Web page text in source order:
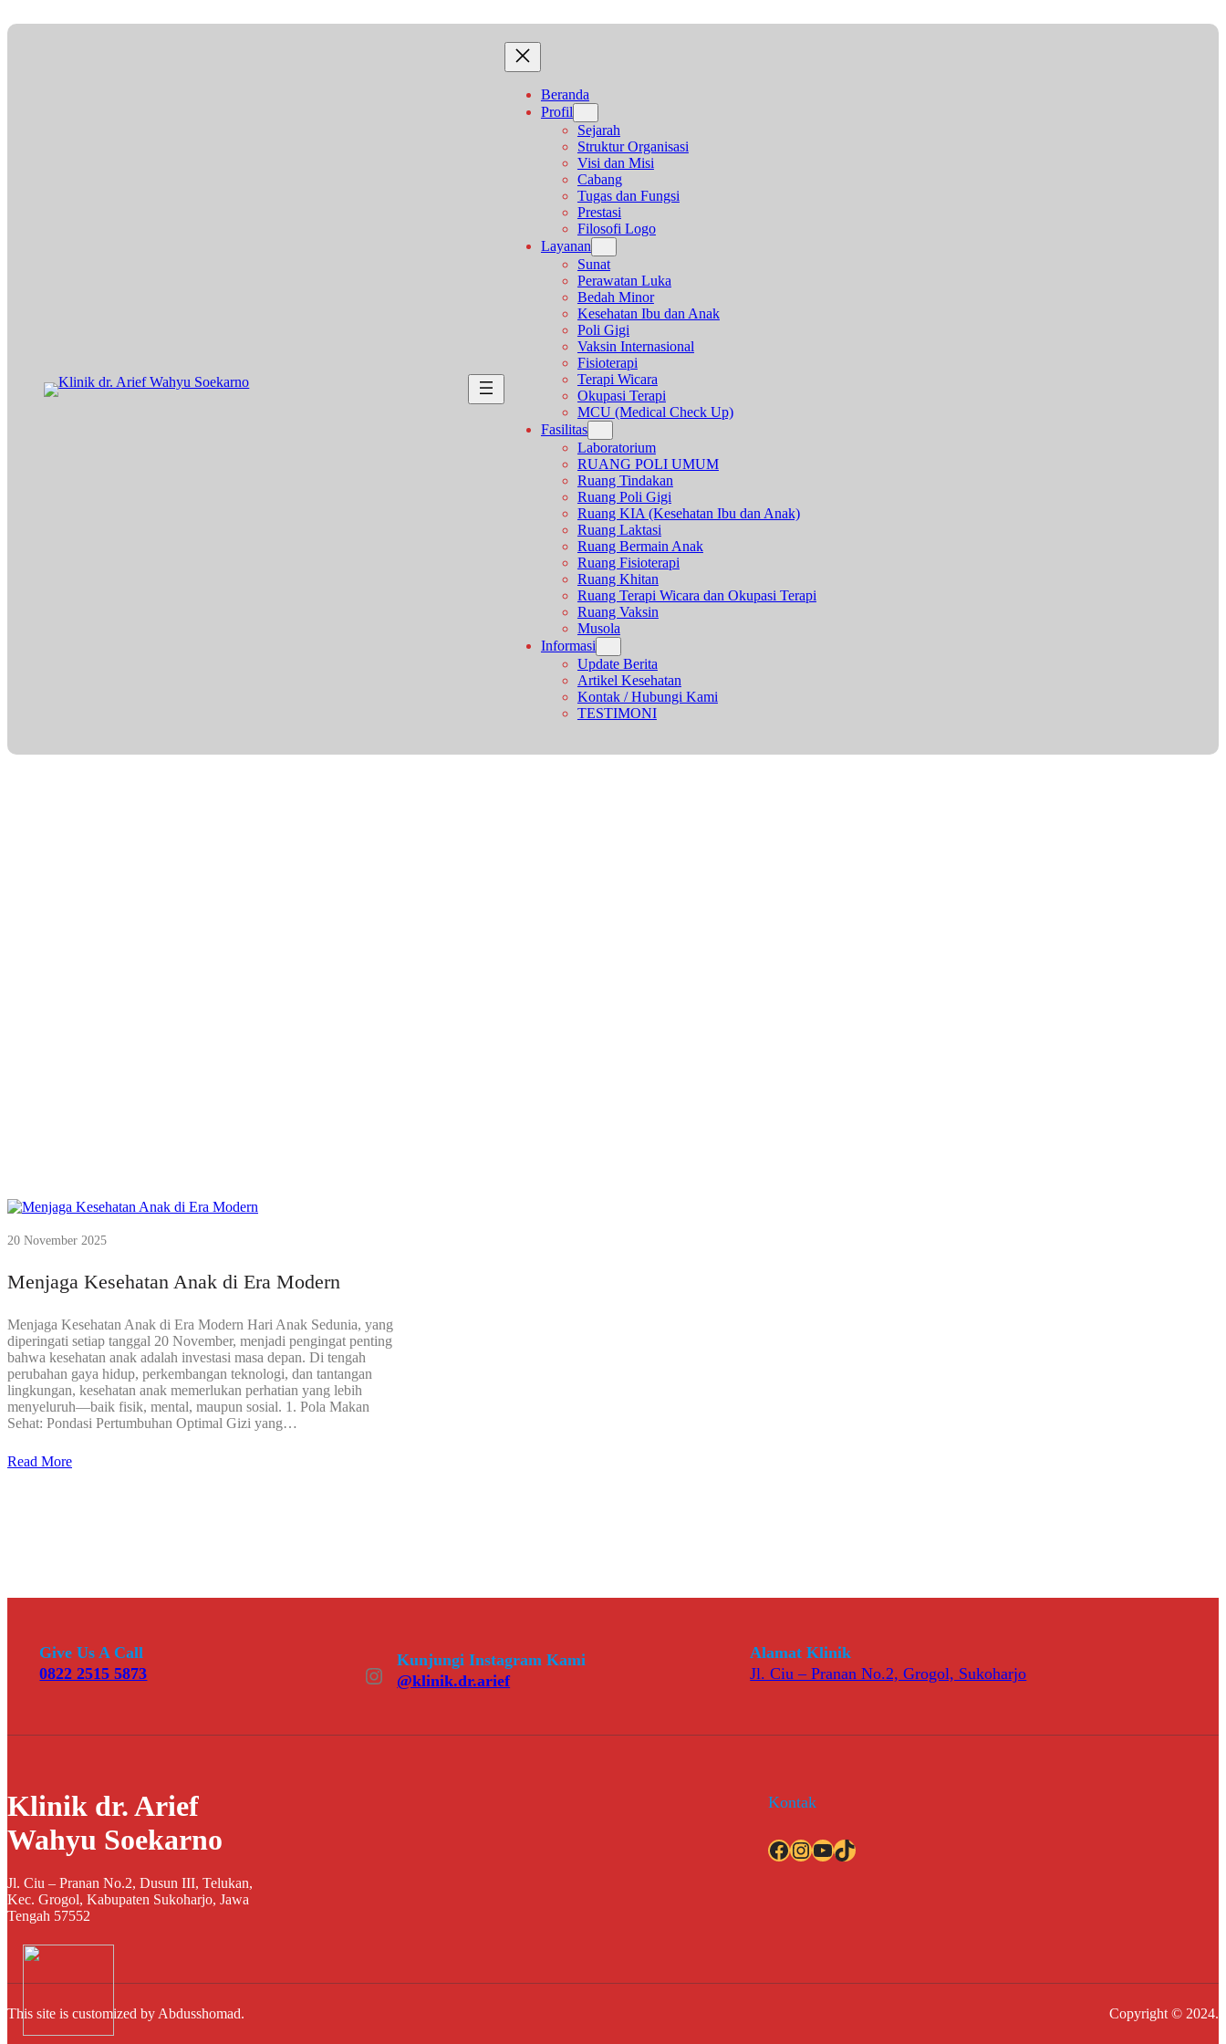
ke
Beranda
Profil
Sejarah
Struktur Organisasi
Visi dan Misi
Cabang
Tugas dan Fungsi
Prestasi
Filosofi Logo
Layanan
Sunat
Perawatan Luka
Bedah Minor
Kesehatan Ibu dan Anak
Poli Gigi
Vaksin Internasional
Fisioterapi
Terapi Wicara
Okupasi Terapi
MCU (Medical Check Up)
Fasilitas
Laboratorium
RUANG POLI UMUM
Ruang Tindakan
Ruang Poli Gigi
Ruang KIA (Kesehatan Ibu dan Anak)
Ruang Laktasi
Ruang Bermain Anak
Ruang Fisioterapi
Ruang Khitan
Ruang Terapi Wicara dan Okupasi Terapi
Ruang Vaksin
Musola
Informasi
Update Berita
Artikel Kesehatan
Kontak / Hubungi Kami
TESTIMONI
20 November 2025
Menjaga Kesehatan Anak di Era Modern
Menjaga Kesehatan Anak di Era Modern Hari Anak Sedunia, yang
diperingati setiap tanggal 20 November, menjadi pengingat penting
bahwa kesehatan anak adalah investasi masa depan. Di tengah
perubahan gaya hidup, perkembangan teknologi, dan tantangan
lingkungan, kesehatan anak memerlukan perhatian yang lebih
menyeluruh—baik fisik, mental, maupun sosial. 1. Pola Makan
Sehat: Pondasi Pertumbuhan Optimal Gizi yang…
Read More
Give Us A Call
0822 2515 5873
Instagram
Kunjungi Instagram Kami
@klinik.dr.arief
Alamat Klinik
Jl. Ciu – Pranan No.2, Grogol, Sukoharjo
Klinik dr. Arief
Wahyu Soekarno
Jl. Ciu – Pranan No.2, Dusun III, Telukan,
Kec. Grogol, Kabupaten Sukoharjo, Jawa
Tengah 57552
Kontak
Facebook InstagramYouTube TikTok
This site is customized by Abdusshomad. Copyright © 2024.